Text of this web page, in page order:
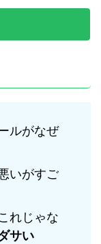
ルがなぜ
いがすご
れじゃな
サい